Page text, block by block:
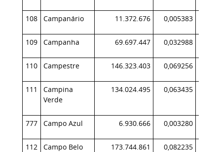
108 Campanário 11.372.676 0,005383
109 Campanha 69.697.447 0,032988
110 Campestre 146.323.403 0,069256
111
Campina
Verde
134.024.495 0,063435
777 Campo Azul 6.930.666 0,003280
112 Campo Belo 173.744.861 0,082235